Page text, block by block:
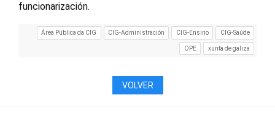
funcionarización.
Área Pública da CIG CIG-Administración CIG-Ensino CIG-Saúde
OPE xunta de galiza
VOLVER